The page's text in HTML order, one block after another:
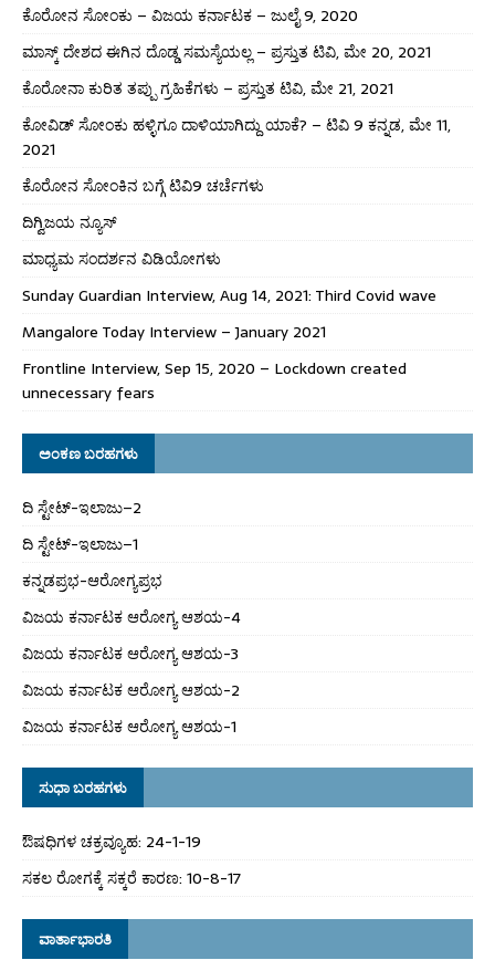
ಕೊರೋನ ಸೋಂಕು – ವಿಜಯ ಕರ್ನಾಟಕ – ಜುಲೈ 9, 2020
ಮಾಸ್ಕ್ ದೇಶದ ಈಗಿನ ದೊಡ್ಡ ಸಮಸ್ಯೆಯಲ್ಲ – ಪ್ರಸ್ತುತ ಟಿವಿ, ಮೇ 20, 2021
ಕೊರೋನಾ ಕುರಿತ ತಪ್ಪು ಗ್ರಹಿಕೆಗಳು – ಪ್ರಸ್ತುತ ಟಿವಿ, ಮೇ 21, 2021
ಕೋವಿಡ್ ಸೋಂಕು ಹಳ್ಳಿಗೂ ದಾಳಿಯಾಗಿದ್ದು ಯಾಕೆ? – ಟಿವಿ 9 ಕನ್ನಡ, ಮೇ 11,
2021
ಕೊರೋನ ಸೋಂಕಿನ ಬಗ್ಗೆ ಟಿವಿ9 ಚರ್ಚೆಗಳು
ದಿಗ್ವಿಜಯ ನ್ಯೂಸ್
ಮಾಧ್ಯಮ ಸಂದರ್ಶನ ವಿಡಿಯೋಗಳು
Sunday Guardian Interview, Aug 14, 2021: Third Covid wave
Mangalore Today Interview – January 2021
Frontline Interview, Sep 15, 2020 – Lockdown created
unnecessary fears
ಅಂಕಣ ಬರಹಗಳು
ದಿ ಸ್ಟೇಟ್‌-ಇಲಾಜು–2
ದಿ ಸ್ಟೇಟ್‌-ಇಲಾಜು–1
ಕನ್ನಡಪ್ರಭ-ಆರೋಗ್ಯಪ್ರಭ
ವಿಜಯ ಕರ್ನಾಟಕ ಆರೋಗ್ಯ ಆಶಯ-4
ವಿಜಯ ಕರ್ನಾಟಕ ಆರೋಗ್ಯ ಆಶಯ-3
ವಿಜಯ ಕರ್ನಾಟಕ ಆರೋಗ್ಯ ಆಶಯ-2
ವಿಜಯ ಕರ್ನಾಟಕ ಆರೋಗ್ಯ ಆಶಯ-1
ಸುಧಾ ಬರಹಗಳು
ಔಷಧಿಗಳ ಚಕ್ರವ್ಯೂಹ: 24-1-19
ಸಕಲ ರೋಗಕ್ಕೆ ಸಕ್ಕರೆ ಕಾರಣ: 10-8-17
ವಾರ್ತಾಭಾರತಿ